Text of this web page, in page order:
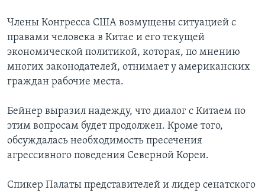
Члены Конгресса США возмущены ситуацией с
правами человека в Китае и его текущей
экономической политикой, которая, по мнению
многих законодателей, отнимает у американских
граждан рабочие места.
Бейнер выразил надежду, что диалог с Китаем по
этим вопросам будет продолжен. Кроме того,
обсуждалась необходимость пресечения
агрессивного поведения Северной Кореи.
Спикер Палаты представителей и лидер сенатского